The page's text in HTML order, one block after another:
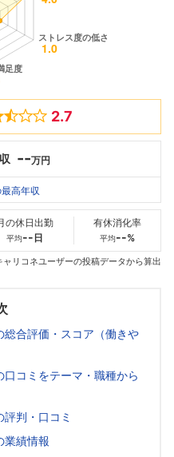
2.7
--万円
30代
--万
--万
高年収
の休日出勤
平均-- 日
有休消化率
平均--%
ャリコネユーザーの投稿データから算出
合評価・スコア（働きや
コミをテーマ・職種から
判・口コミ
業績情報